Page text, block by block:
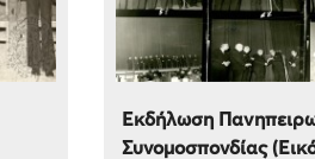
Εκδήλωση
Συνομοσπονδίας